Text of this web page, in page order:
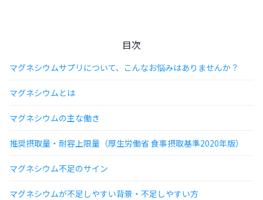
目次
マグネシウムサプリについて、こんなお悩みはありませんか？
マグネシウムとは
マグネシウムの主な働き
推奨摂取量・耐容上限量（厚生労働省 食事摂取基準2020年版）
マグネシウム不足のサイン
マグネシウムが不足しやすい背景・不足しやすい方